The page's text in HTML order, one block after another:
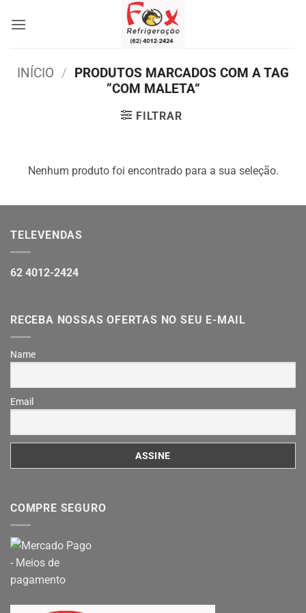
INÍCIO / PRODUTOS MARCADOS COM A TAG
“COM MALETA”
FILTRAR
Nenhum produto foi encontrado para a sua seleção.
TELEVENDAS
62 4012-2424
RECEBA NOSSAS OFERTAS NO SEU E-MAIL
Name
Email
COMPRE SEGURO